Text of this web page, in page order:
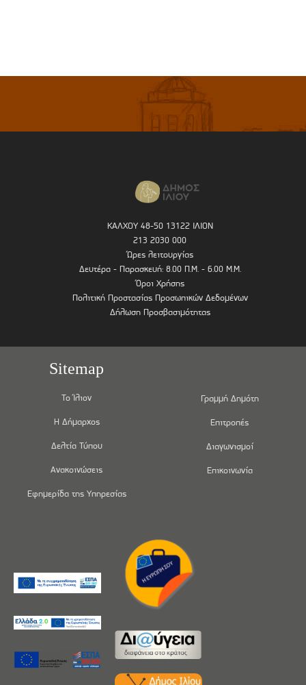
ΚΑΛΧΟΥ 48-50 13122 ΙΛΙΟΝ
213 2030 000
Ώρες λειτουργίας
Δευτέρα - Παρασκευή: 8.00 Π.Μ. - 6.00 Μ.Μ.
Όροι Χρήσης
Πολιτική Προστασίας Προσωπικών Δεδομένων
Δήλωση Προσβασιμότητας
Sitemap
Το Ίλιον
Η Δήμαρχος
Δελτία Τύπου
Ανακοινώσεις
Εφημερίδα της Υπηρεσίας
Γραμμή Δημότη
Επιτροπές
Διαγωνισμοί
Επικοινωνία